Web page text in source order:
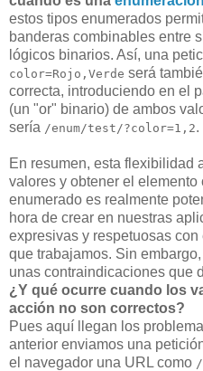
estos tipos enumerados
banderas combinables entre
lógicos binarios. Así, una
color=Rojo,Verde será
correcta, introduciendo en el
(un "or" binario) de ambos
sería /enum/test/?color=1,2.
En resumen, esta flexibilidad
valores y obtener el elemento
enumerado es realmente
hora de crear en nuestras
expresivas y respetuosas
que trabajamos. Sin
unas contraindicaciones que
¿Y qué ocurre cuando los
acción no son correctos?
Pues aquí llegan los
anterior enviamos una
el navegador una URL como